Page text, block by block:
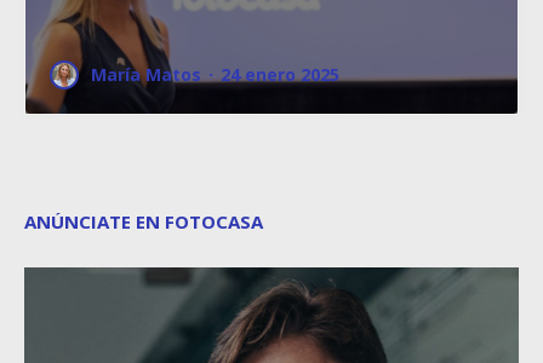
María Matos · 24 enero 2025
ANÚNCIATE EN FOTOCASA